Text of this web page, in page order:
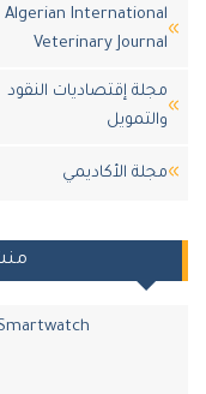
Algerian
Veterinary
إقتصاديات النقود
اﻷكاديمي
Smartwatch